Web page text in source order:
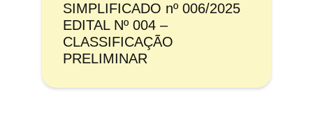
SIMPLIFICADO nº 006/2025
EDITAL Nº 004 –
CLASSIFICAÇÃO
PRELIMINAR